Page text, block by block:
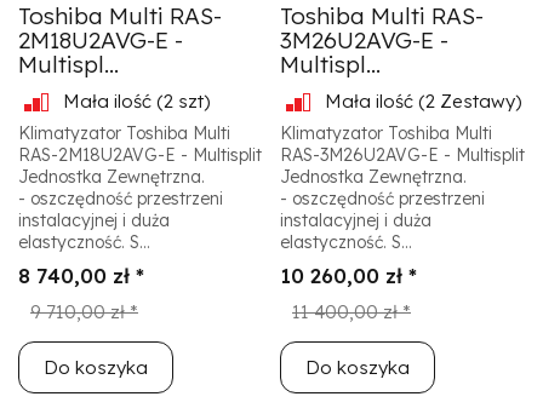
Toshiba Multi RAS-
2M18U2AVG-E -
Multispl...
Mała ilość (2 szt)
Klimatyzator Toshiba Multi
RAS-2M18U2AVG-E - Multisplit
Jednostka Zewnętrzna.
- oszczędność przestrzeni
instalacyjnej i duża
elastyczność. S...
8 740,00 zł *
9 710,00 zł *
Do koszyka
Toshiba Multi RAS-
3M26U2AVG-E -
Multispl...
Mała ilość (2 Zestawy)
Klimatyzator Toshiba Multi
RAS-3M26U2AVG-E - Multisplit
Jednostka Zewnętrzna.
- oszczędność przestrzeni
instalacyjnej i duża
elastyczność. S...
10 260,00 zł *
11 400,00 zł *
Do koszyka